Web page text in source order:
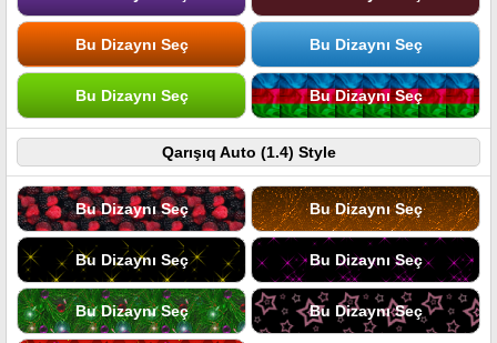
Bu Dizaynı Seç Bu Dizaynı Seç
Bu Dizaynı Seç Bu Dizaynı Seç
Qarışıq Auto (1.4) Style
Bu Dizaynı Seç Bu Dizaynı Seç
Bu Dizaynı Seç Bu Dizaynı Seç
Bu Dizaynı Seç Bu Dizaynı Seç